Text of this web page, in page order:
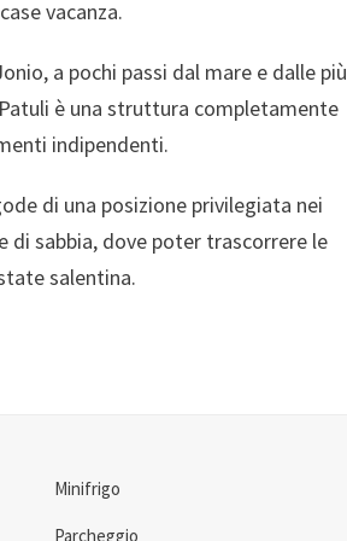
vacanza.
a pochi passi dal mare e dalle più
è una struttura completamente
indipendenti.
di una posizione privilegiata nei
sabbia, dove poter trascorrere le
salentina.
Minifrigo
Parcheggio